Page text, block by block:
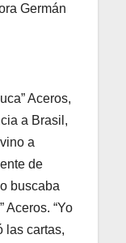
Germán
Aceros,
a Brasil,
a
de
buscaba
Aceros. “Yo
las cartas,